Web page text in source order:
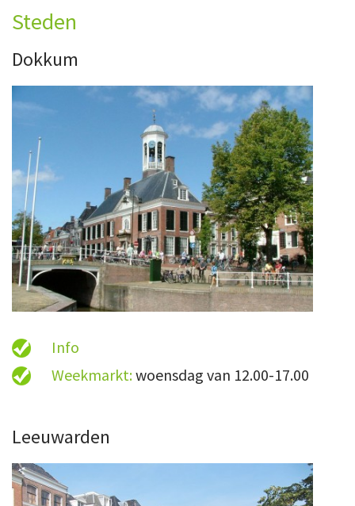
Steden
Dokkum
Info
Weekmarkt:woensdag van 12.00-17.00
Leeuwarden